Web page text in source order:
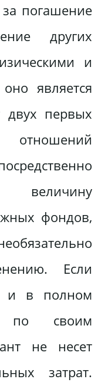
за погашение
других
и
является
двух первых
фондов,
Если
и в полном
по своим
не несет
затрат.